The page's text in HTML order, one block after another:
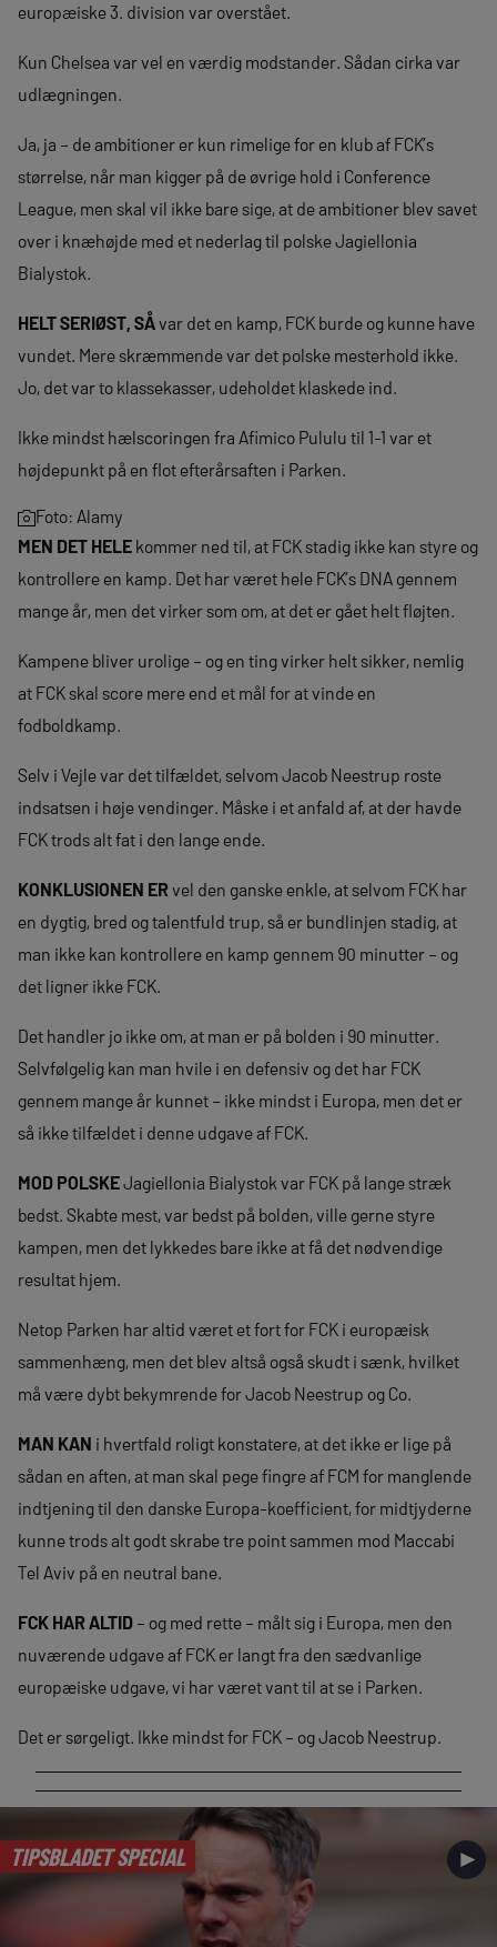
europæiske 3. division var overstået.
Kun Chelsea var vel en værdig modstander. Sådan cirka var
udlægningen.
Ja, ja – de ambitioner er kun rimelige for en klub af FCK’s
størrelse, når man kigger på de øvrige hold i Conference
League, men skal vil ikke bare sige, at de ambitioner blev savet
over i knæhøjde med et nederlag til polske Jagiellonia
Bialystok.
HELT SERIØST, SÅvar det en kamp, FCK burde og kunne have
vundet. Mere skræmmende var det polske mesterhold ikke.
Jo, det var to klassekasser, udeholdet klaskede ind.
Ikke mindst hælscoringen fra Afimico Pululu til 1-1 var et
højdepunkt på en flot efterårsaften i Parken.
Foto: Alamy
MEN DET HELE kommer ned til, at FCK stadig ikke kan styre og
kontrollere en kamp. Det har været hele FCK’s DNA gennem
mange år, men det virker som om, at det er gået helt fløjten.
Kampene bliver urolige – og en ting virker helt sikker, nemlig
at FCK skal score mere end et mål for at vinde en
fodboldkamp.
Selv i Vejle var det tilfældet, selvom Jacob Neestrup roste
indsatsen i høje vendinger. Måske i et anfald af, at der havde
FCK trods alt fat i den lange ende.
KONKLUSIONEN ERvel den ganske enkle, at selvom FCK har
en dygtig, bred og talentfuld trup, så er bundlinjen stadig, at
man ikke kan kontrollere en kamp gennem 90 minutter – og
det ligner ikke FCK.
Det handler jo ikke om, at man er på bolden i 90 minutter.
Selvfølgelig kan man hvile i en defensiv og det har FCK
gennem mange år kunnet – ikke mindst i Europa, men det er
så ikke tilfældet i denne udgave af FCK.
MOD POLSKEJagiellonia Bialystok var FCK på lange stræk
bedst. Skabte mest, var bedst på bolden, ville gerne styre
kampen, men det lykkedes bare ikke at få det nødvendige
resultat hjem.
Netop Parken har altid været et fort for FCK i europæisk
sammenhæng, men det blev altså også skudt i sænk, hvilket
må være dybt bekymrende for Jacob Neestrup og Co.
MAN KAN i hvertfald roligt konstatere, at det ikke er lige på
sådan en aften, at man skal pege fingre af FCM for manglende
indtjening til den danske Europa-koefficient, for midtjyderne
kunne trods alt godt skrabe tre point sammen mod Maccabi
Tel Aviv på en neutral bane.
FCK HAR ALTID – og med rette – målt sig i Europa, men den
nuværende udgave af FCK er langt fra den sædvanlige
europæiske udgave, vi har været vant til at se i Parken.
Det er sørgeligt. Ikke mindst for FCK – og Jacob Neestrup.
TIPSBLADET SPECIAL ►